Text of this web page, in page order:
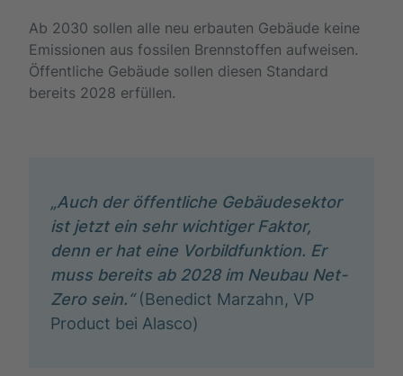
Ab 2030 sollen alle neu erbauten Gebäude keine
Emissionen aus fossilen Brennstoffen aufweisen.
Öffentliche Gebäude sollen diesen Standard
bereits 2028 erfüllen.
„Auch der öffentliche Gebäudesektor
ist jetzt ein sehr wichtiger Faktor,
denn er hat eine Vorbildfunktion. Er
muss bereits ab 2028 im Neubau Net-
Zero sein.“(Benedict Marzahn, VP
Product bei Alasco)